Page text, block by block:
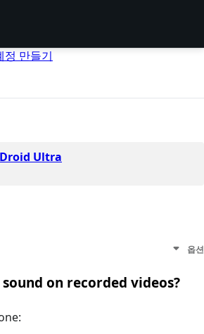
정 만들기
Ultra
옵션
on recorded videos?